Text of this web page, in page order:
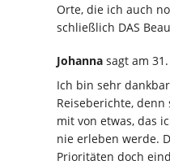
Orte, die ich auch
schließlich DAS
Johanna sagt am
Ich bin sehr
Reiseberichte,
mit von etwas, das
nie erleben werde.
Prioritäten doch